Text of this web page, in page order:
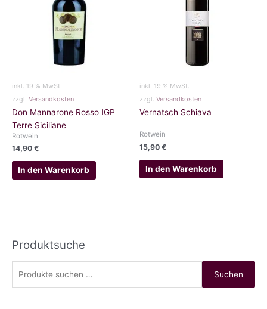
inkl. 19 % MwSt.
zzgl. Versandkosten
Don Mannarone Rosso IGP
Terre Siciliane
Rotwein
14,90 €
In den Warenkorb
inkl. 19 % MwSt.
zzgl. Versandkosten
Vernatsch Schiava
Rotwein
15,90 €
In den Warenkorb
Produktsuche
Suchen